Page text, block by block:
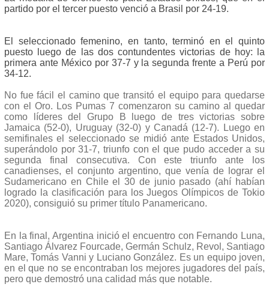
partido por el tercer puesto venció a Brasil por 24-19.
El seleccionado femenino, en tanto, terminó en el quinto
puesto luego de las dos contundentes victorias de hoy: la
primera ante México por 37-7 y la segunda frente a Perú por
34-12.
No fue fácil el camino que transitó el equipo para quedarse
con el Oro. Los Pumas 7 comenzaron su camino al quedar
como líderes del Grupo B luego de tres victorias sobre
Jamaica (52-0), Uruguay (32-0) y Canadá (12-7). Luego en
semifinales el seleccionado se midió ante Estados Unidos,
superándolo por 31-7, triunfo con el que pudo acceder a su
segunda final consecutiva. Con este triunfo ante los
canadienses, el conjunto argentino, que venía de lograr el
Sudamericano en Chile el 30 de junio pasado (ahí habían
logrado la clasificación para los Juegos Olímpicos de Tokio
2020), consiguió su primer título Panamericano.
En la final, Argentina inició el encuentro con Fernando Luna,
Santiago Álvarez Fourcade, Germán Schulz, Revol, Santiago
Mare, Tomás Vanni y Luciano González. Es un equipo joven,
en el que no se encontraban los mejores jugadores del país,
pero que demostró una calidad más que notable.